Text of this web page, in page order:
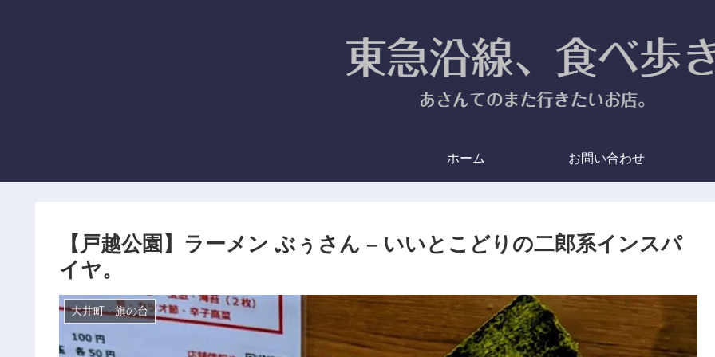
ホーム お問い合わせ
【戸越公園】ラーメン ぶぅさん – いいとこどりの二郎系インスパ
イヤ。
大井町 - 旗の台